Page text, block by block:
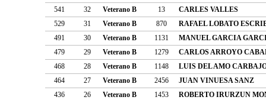
541
32 Veterano B 13
CARLES VALLES
529
31 Veterano B 870
RAFAEL LOBATO
491
30 Veterano B 1131
MANUEL GARCIA
479
29 Veterano B 1279
CARLOS ARROYO
468
28 Veterano B 1148
LUIS DEL AMO
464
27 Veterano B 2456
JUAN VINUESA SANZ
436
26 Veterano B 1453
ROBERTO IRURZUN